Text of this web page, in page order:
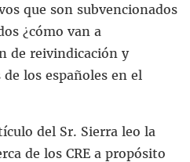
que son subvencionados
¿cómo van a
de reivindicación y
los españoles en el
del Sr. Sierra leo la
de los CRE a propósito